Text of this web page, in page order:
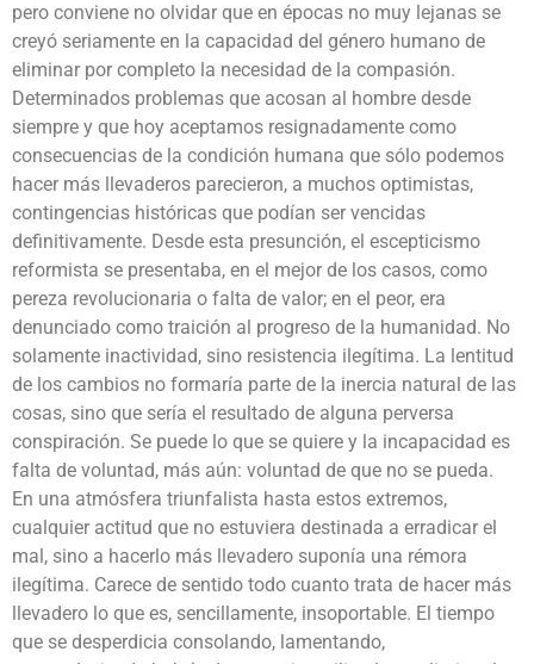
pero conviene no olvidar que en épocas no muy lejanas se
creyó seriamente en la capacidad del género humano de
eliminar por completo la necesidad de la compasión.
Determinados problemas que acosan al hombre desde
siempre y que hoy aceptamos resignadamente como
consecuencias de la condición humana que sólo podemos
hacer más llevaderos parecieron, a muchos optimistas,
contingencias históricas que podían ser vencidas
definitivamente. Desde esta presunción, el escepticismo
reformista se presentaba, en el mejor de los casos, como
pereza revolucionaria o falta de valor; en el peor, era
denunciado como traición al progreso de la humanidad. No
solamente inactividad, sino resistencia ilegítima. La lentitud
de los cambios no formaría parte de la inercia natural de las
cosas, sino que sería el resultado de alguna perversa
conspiración. Se puede lo que se quiere y la incapacidad es
falta de voluntad, más aún: voluntad de que no se pueda.
En una atmósfera triunfalista hasta estos extremos,
cualquier actitud que no estuviera destinada a erradicar el
mal, sino a hacerlo más llevadero suponía una rémora
ilegítima. Carece de sentido todo cuanto trata de hacer más
llevadero lo que es, sencillamente, insoportable. El tiempo
que se desperdicia consolando, lamentando,